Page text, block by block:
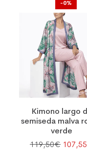
-0%
Kimono largo
semiseda malva
verde
119,50€ El
107,55